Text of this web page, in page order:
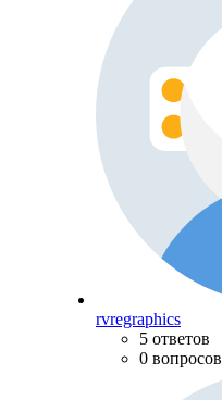
rvregraphics
5 ответов
0 вопросов